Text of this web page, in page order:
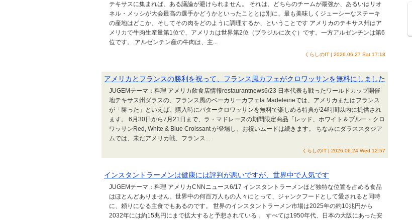
テキサスに集まれば、ある議論が避けられません。 それは、どちらのチームが最強か、あるいはリオ
ネル・メッシが大会最高の選手かどうかといったこととは別に、最も美味しくジューシーなステーキ
の産地はどこか、そしてその肉をどのように調理するか、ということです アメリカのテキサス州はア
メリカで牛肉生産量第1位で、アメリカは世界第2位（ブラジルに次ぐ）です。一方アルゼンチンは第6
位です。 アルゼンチン産の牛肉は、主...
くらしのIT | 2026.06.27 Sat 17:18
アメリカとフランスの勝利を祝って、フランス風カフェがクロワッサンを無料にしました
JUGEMテーマ：料理 アメリカ飲食店情報restaurantnews6/23 日本代表も戦ったワールドカップ開催
地テキサス州ダラスの、フランス風のベーカリーカフェla Madeleineでは、アメリカまたはフランス
が「勝った」といえば、購入時にバタークロワッサンを無料で楽しめる特典が24時間以内に提供され
ます。 6月30日から7月21日まで、ラ・マドレーヌの期間限定商品「レッド、ホワイト＆ブルー・クロ
ワッサンRed, White & Blue Croissant が登場し、お祝いムードは続きます。 ちなみにダラススタジア
ムでは、未だアメリカ戦、フランス...
くらしのIT | 2026.06.24 Wed 12:57
インスタントラーメンは健康には評判が悪いですが、世界中で人気です
JUGEMテーマ：料理 アメリカCNNニュース6/17 インスタントラーメンほど独特な位置を占める食品
はほとんどありません。世界中の何百万人もの人々にとって、ジャンクフードとして愛されると同時
に、頼りになる主食でもあるのです。 世界のインスタントラーメン市場は2025年の約10兆円から
2032年には約15兆円にまで拡大すると予想されている 。 すべては1950年代、日本の大阪にあった安